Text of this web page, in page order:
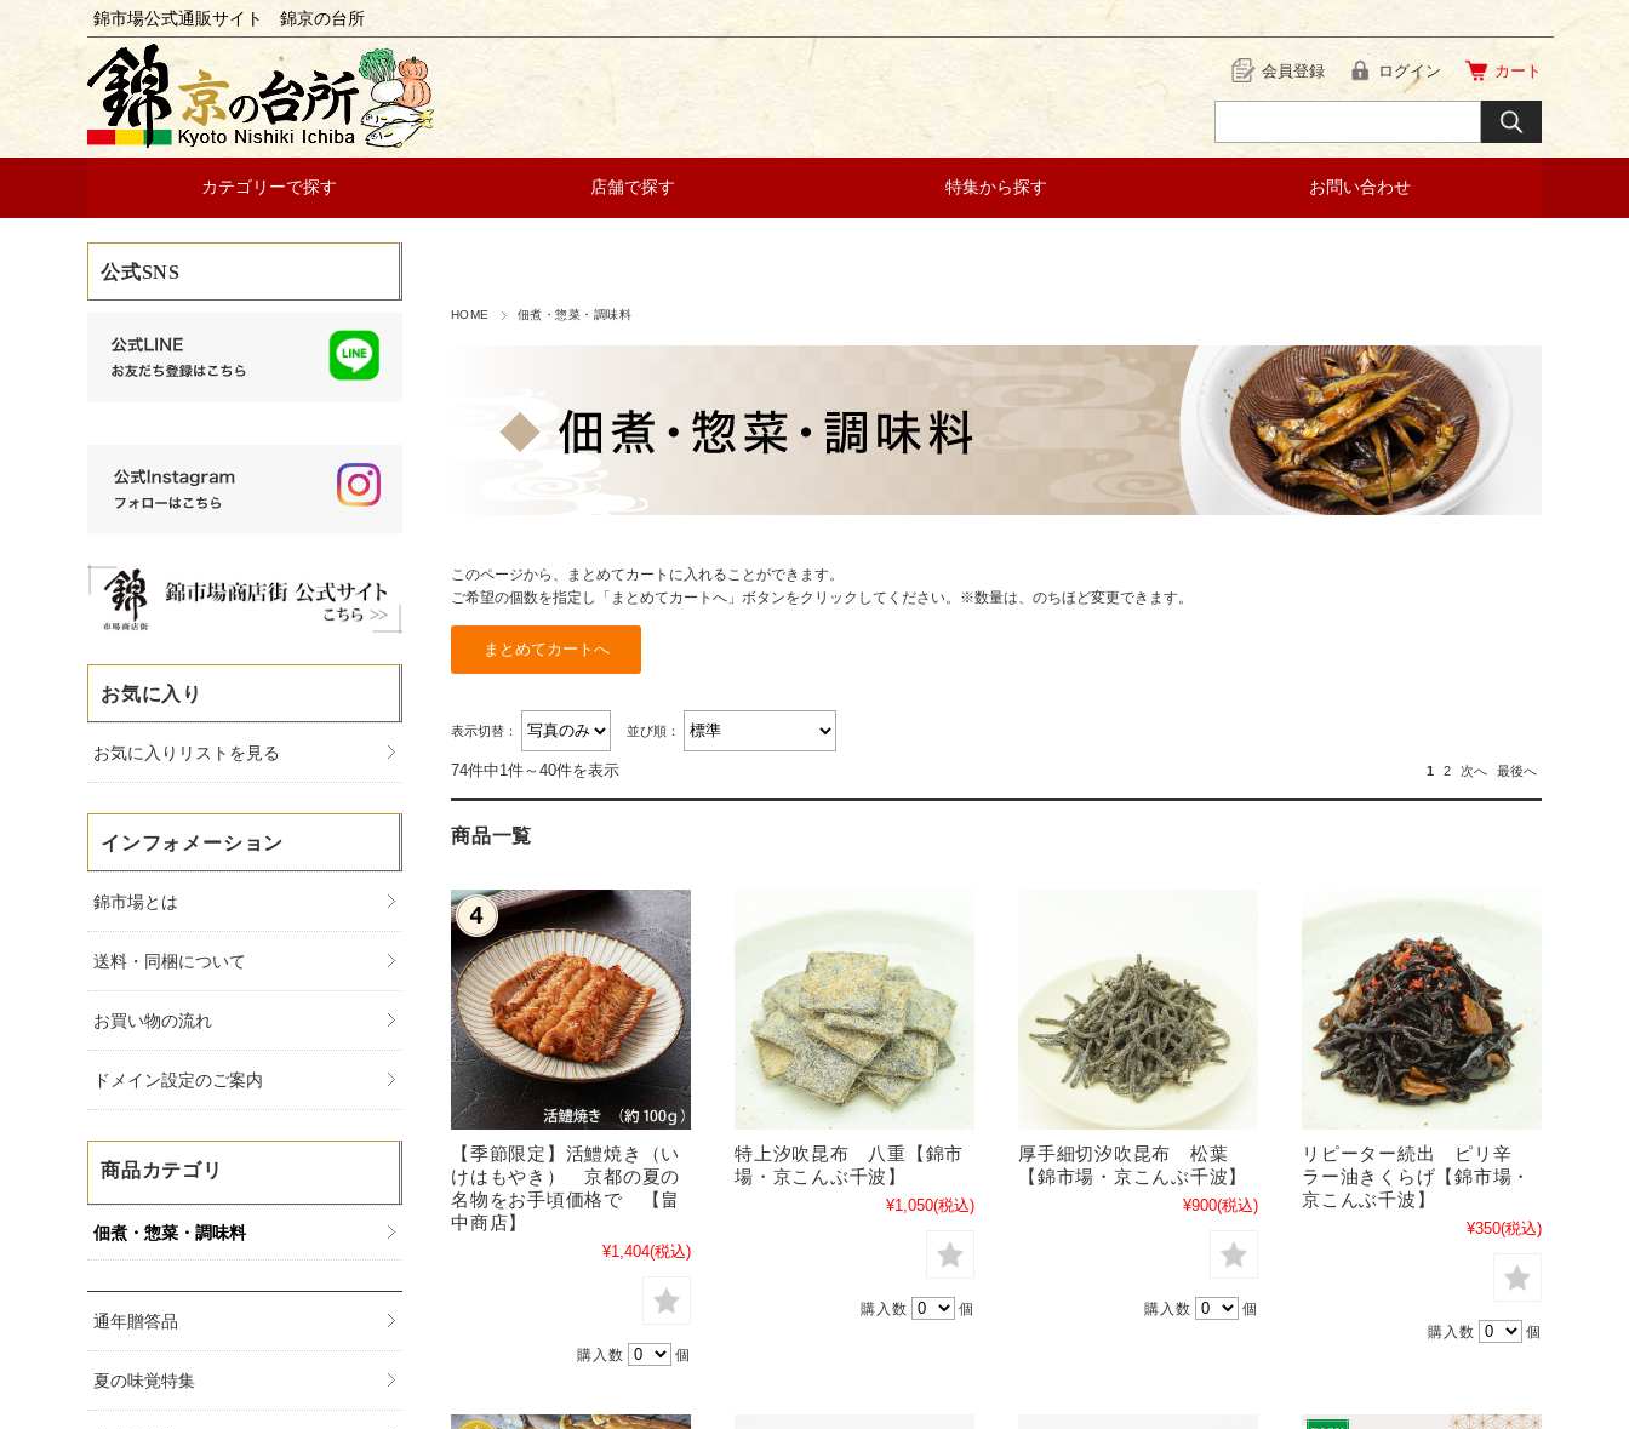
錦市場公式通販サイト 錦京の台所
会員登録 ログイン カート
カテゴリーで探す 店舗で探す 特集から探す お問い合わせ
HOME 佃煮・惣菜・調味料
このページから、まとめてカートに入れることができます。
ご希望の個数を指定し「まとめてカートへ」ボタンをクリックしてください。※数量は、のちほど変更できます。
表示切替： 並び順：
74件中1件～40件を表示 1 2 次へ 最後へ
商品一覧
【季節限定】活鱧焼き（い
けはもやき） 京都の夏の
名物をお手頃価格で 【畠
中商店】
¥1,404(税込)
購入数 個
特上汐吹昆布 八重【錦市
場・京こんぶ千波】
¥1,050(税込)
購入数 個
厚手細切汐吹昆布 松葉
【錦市場・京こんぶ千波】
¥900(税込)
購入数 個
リピーター続出 ピリ辛
ラー油きくらげ【錦市場・
京こんぶ千波】
¥350(税込)
購入数 個
公式SNS
お気に入り
お気に入りリストを見る
インフォメーション
錦市場とは
送料・同梱について
お買い物の流れ
ドメイン設定のご案内
商品カテゴリ
佃煮・惣菜・調味料
通年贈答品
夏の味覚特集